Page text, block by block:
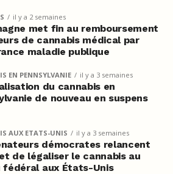
il y a 2 semaines
met fin au remboursement
de cannabis médical par
maladie publique
EN PENNSYLVANIE il y a 3 semaines
du cannabis en
de nouveau en suspens
AUX ETATS-UNIS il y a 3 semaines
démocrates relancent
de légaliser le cannabis au
fédéral aux États-Unis